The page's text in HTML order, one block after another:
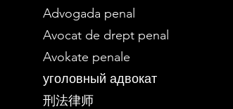
Advogada penal
Avocat de drept penal
Avokate penale
уголовный адвокат
刑法律师